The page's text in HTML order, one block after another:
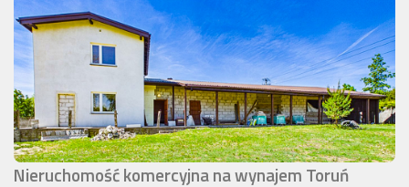
Nieruchomość komercyjna na wynajem Toruń